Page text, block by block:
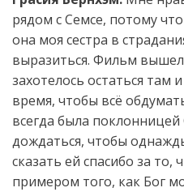
рядом с Семсе, потому
она моя сестра в
выразиться. Фильм
захотелось остаться там
время, чтобы всё
всегда была
дождаться, чтобы
сказать ей спасибо за то,
примером того, как Бог